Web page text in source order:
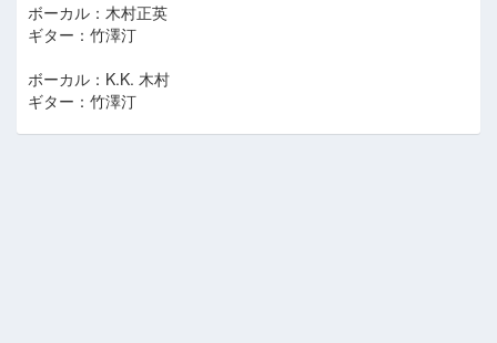
ボーカル：木村正英
ギター：竹澤汀
ボーカル：K.K. 木村
ギター：竹澤汀